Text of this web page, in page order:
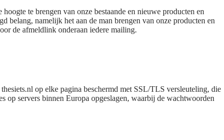
te brengen van onze bestaande en nieuwe producten en
belang, namelijk het aan de man brengen van onze producten en
de afmeldlink onderaan iedere mailing.
op elke pagina beschermd met SSL/TLS versleuteling, die
op servers binnen Europa opgeslagen, waarbij de wachtwoorden